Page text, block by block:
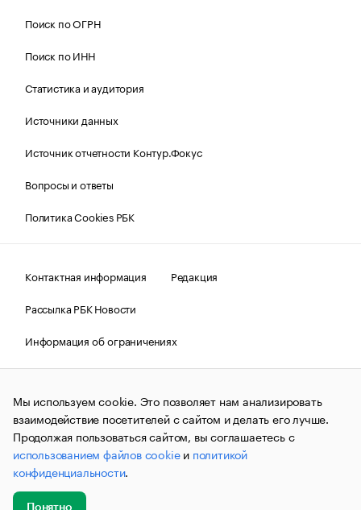
Поиск по ОГРН
Поиск по ИНН
Статистика и аудитория
Источники данных
Источник отчетности Контур.Фокус
Вопросы и ответы
Политика Cookies РБК
Контактная информация
Редакция
Рассылка РБК Новости
Информация об ограничениях
Правовая информация
О соблюдении авторских прав
© АО «РОСБИЗНЕСКОНСАЛТИНГ»,1995–2026.Сообщения
и материалы информационного агентства «РБК»
(зарегистрировано Федеральной службой по надзору в сфере
связи, информационных технологий и массовых
коммуникаций (Роскомнадзор) 09.12.2015 за номером ИА
№ФС77-63848) сопровождаются пометкой «РБК». Отдельные
публикации могут содержать информацию,
не предназначенную для пользователей
до 18 лет.
Мы используем cookie. Это позволяет нам анализировать
взаимодействие посетителей с сайтом и делать его лучше.
Продолжая пользоваться сайтом, вы соглашаетесь с
использованием файлов cookieи политикой
конфиденциальности.
Понятно